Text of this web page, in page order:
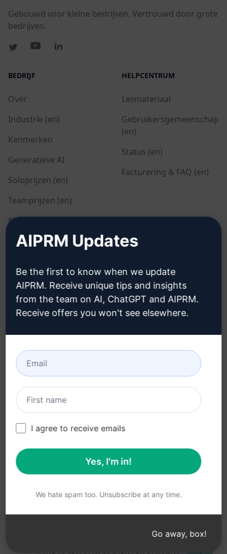
Gebouwd voor kleine bedrijven. Vertrouwd door grote
bedrijven.
BEDRIJF
Over
Industrie (en)
Kenmerken
Generatieve AI
Soloprijzen (en)
Teamprijzen (en)
Blog (en)
HELPCENTRUM
Lesmateriaal
Gebruikersgemeenschap
(en)
Status (en)
Facturering & FAQ (en)
Privacybeleid (en)
Beleid voor acceptabel
gebruik (en)
Gebruiksvoorwaarden
Browseruitbreidingsvoorwaarden
(en)
Factureringsvoorwaarden
(en)
Hoe installeren
Google Chrome (en)
Microsoft Edge (en)
© 2026
All logos, trademarks, and registered trademarks are the
AIPRM and other related brand names are registered
laws.
and EU CTM EU18823472, EU18830896.
AIPRM Updates
Be the first to know when we update
AIPRM. Receive unique tips and insights
from the team on AI, ChatGPT and AIPRM.
Receive offers you won't see elsewhere.
I agree to receive emails
Yes, I'm in!
We hate spam too. Unsubscribe at any time.
Go away, box!